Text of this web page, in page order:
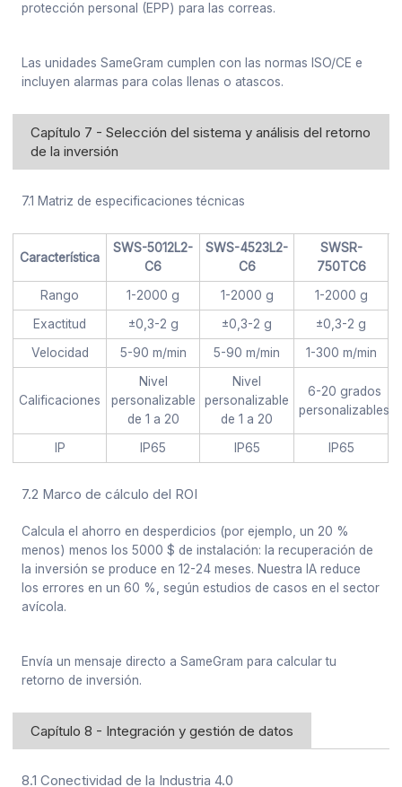
protección personal (EPP) para las correas.
Las unidades SameGram cumplen con las normas ISO/CE e
incluyen alarmas para colas llenas o atascos.
Capítulo 7 - Selección del sistema y análisis del retorno
de la inversión
7.1 Matriz de especificaciones técnicas
Característica
SWS-5012L2-
C6
SWS-4523L2-
C6
SWSR-
750TC6
Rango
1-2000 g 1-2000 g
1-2000 g
Exactitud
±0,3-2 g ±0,3-2 g
±0,3-2 g
Velocidad
5-90 m/min 5-90 m/min 1-300 m/min
Calificaciones
Nivel
personalizable
de 1 a 20
Nivel
personalizable
de 1 a 20
6-20 grados
personalizables
IP IP65 IP65 IP65
7.2 Marco de cálculo del ROI
Calcula el ahorro en desperdicios (por ejemplo, un 20 %
menos) menos los 5000 $ de instalación: la recuperación de
la inversión se produce en 12-24 meses. Nuestra IA reduce
los errores en un 60 %, según estudios de casos en el sector
avícola.
Envía un mensaje directo a SameGram para calcular tu
retorno de inversión.
Capítulo 8 - Integración y gestión de datos
8.1 Conectividad de la Industria 4.0